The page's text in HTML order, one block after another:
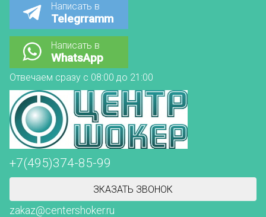
+7(495)374-85-99
ЗКАЗАТЬ ЗВОНОК
zakaz@centershoker.ru
Написать в
Telegrramm
Написать в
WhatsApp
Отвечаем сразу с 08:00 до 21:00